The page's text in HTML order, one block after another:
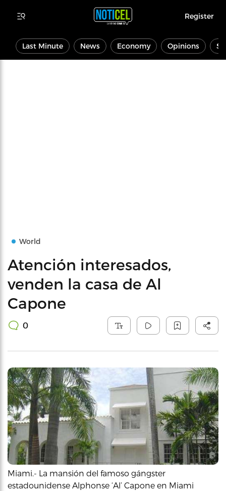
Register
Last Minute News Economy Opinions
World
Atención interesados,
venden la casa de Al
Capone
0
Miami.- La mansión del famoso gángster
estadounidense Alphonse ‘Al’ Capone en Miami